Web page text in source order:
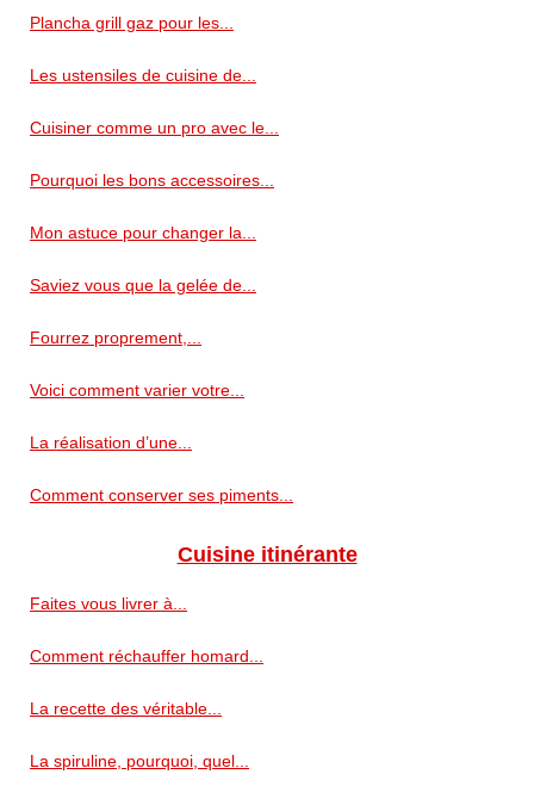
Plancha grill gaz pour les...
Les ustensiles de cuisine de...
Cuisiner comme un pro avec le...
Pourquoi les bons accessoires...
Mon astuce pour changer la...
Saviez vous que la gelée de...
Fourrez proprement,...
Voici comment varier votre...
La réalisation d’une...
Comment conserver ses piments...
Cuisine itinérante
Faites vous livrer à...
Comment réchauffer homard...
La recette des véritable...
La spiruline, pourquoi, quel...